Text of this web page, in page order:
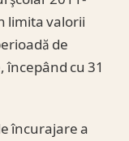
limita valorii
de
începând cu 31
încurajare a